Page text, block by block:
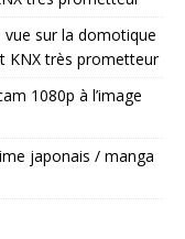
sur la domotique
KNX très prometteur
1080p à l’image
japonais / manga